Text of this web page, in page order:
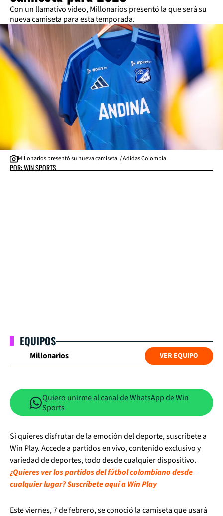
Con un llamativo video, Millonarios presentó la que será su
nueva camiseta para esta temporada.
Millonarios presentó su nueva camiseta. / Adidas Colombia.
POR: WIN SPORTS
EQUIPOS
Millonarios VER EQUIPO
Quiero unirme al canal de WhatsApp de Win
Sports
Si quieres disfrutar de la emoción del deporte, suscríbete a
Win Play. Accede a partidos en vivo, contenido exclusivo y
variedad de deportes, todo desde cualquier dispositivo.
¿Quieres ver los partidos del fútbol colombiano desde
cualquier lugar? Suscríbete aquí a Win Play
Este viernes, 7 de febrero, se conoció la camiseta que usará